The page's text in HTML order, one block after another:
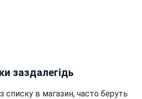
заздалегідь
списку в магазин, часто беруть